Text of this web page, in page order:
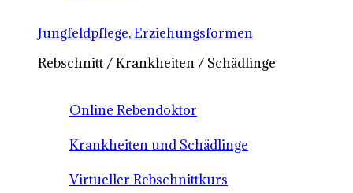
Jungfeldpflege, Erziehungsformen
Rebschnitt / Krankheiten / Schädlinge
Online Rebendoktor
Krankheiten und Schädlinge
Virtueller Rebschnittkurs